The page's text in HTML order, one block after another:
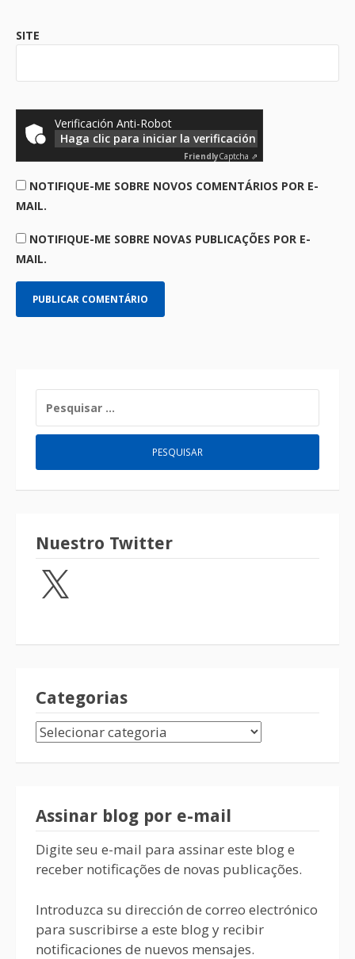
SITE
Verificación Anti-Robot
Haga clic para iniciar la verificación
FriendlyCaptcha ⇗
NOTIFIQUE-ME SOBRE NOVOS COMENTÁRIOS POR E-
MAIL.
NOTIFIQUE-ME SOBRE NOVAS PUBLICAÇÕES POR E-
MAIL.
Nuestro Twitter
Categorias
Assinar blog por e-mail
Digite seu e-mail para assinar este blog e
receber notificações de novas publicações.
Introduzca su dirección de correo electrónico
para suscribirse a este blog y recibir
notificaciones de nuevos mensajes.